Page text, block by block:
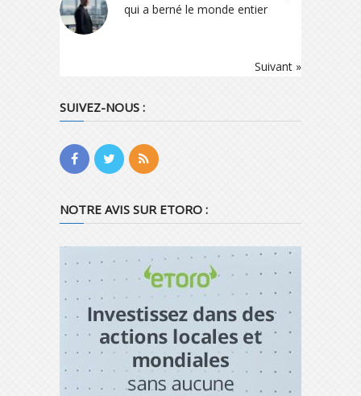
qui a berné le monde entier
Suivant »
SUIVEZ-NOUS :
NOTRE AVIS SUR ETORO :